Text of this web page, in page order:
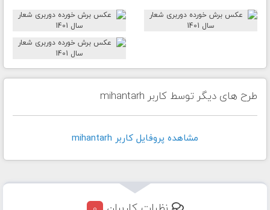
طرح های دیگر توسط کاربر mihantarh
مشاهده پروفايل کاربر mihantarh